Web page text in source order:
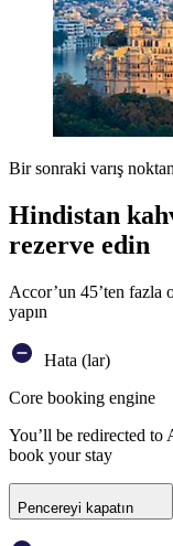
Bir sonraki varış
Hindistan
rezerve edin
Accor’un 45’ten fazla
yapın
Hata (lar)
Core booking engine
You’ll be redirected to
book your stay
Pencereyi kapatın